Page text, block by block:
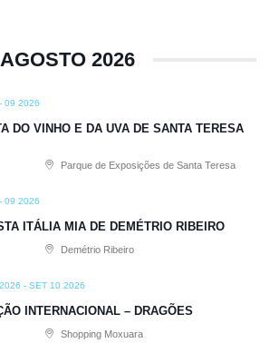
AGOSTO 2026
09 2026
DO VINHO E DA UVA DE SANTA TERESA
Parque de Exposições de Santa Teresa
09 2026
ITÁLIA MIA DE DEMÉTRIO RIBEIRO
Demétrio Ribeiro
- SET 10 2026
INTERNACIONAL – DRAGÕES
Shopping Moxuara